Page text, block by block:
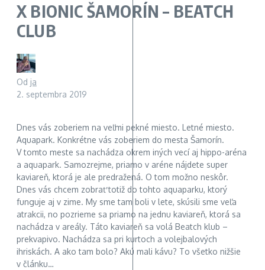
X BIONIC ŠAMORÍN – BEATCH
CLUB
Od ja
2. septembra 2019
Dnes vás zoberiem na veľmi pekné miesto. Letné miesto.
Aquapark. Konkrétne vás zoberiem do mesta Šamorín.
V tomto meste sa nachádza okrem iných vecí aj hippo-aréna
a aquapark. Samozrejme, priamo v aréne nájdete super
kaviareň, ktorá je ale predražená. O tom možno neskôr.
Dnes vás chcem zobrať totiž do tohto aquaparku, ktorý
funguje aj v zime. My sme tam boli v lete, skúsili sme veľa
atrakcii, no pozrieme sa priamo na jednu kaviareň, ktorá sa
nachádza v areály. Táto kaviareň sa volá Beatch klub –
prekvapivo. Nachádza sa pri kurtoch a volejbalových
ihriskách. A ako tam bolo? Akú mali kávu? To všetko nižšie
v článku…